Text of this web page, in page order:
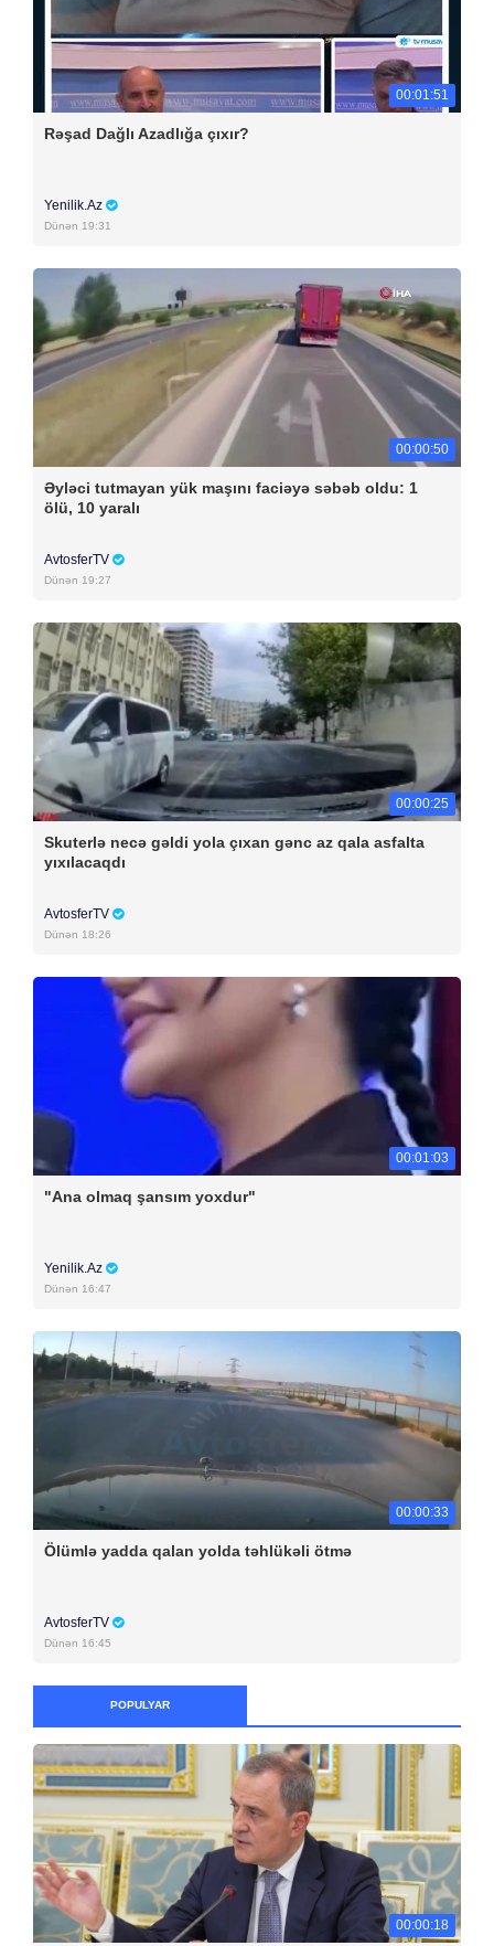
00:01:51
Rəşad Dağlı Azadlığa çıxır?
Yenilik.Az
Dünən 19:31
00:00:50
Əyləci tutmayan yük maşını faciəyə səbəb oldu: 1
ölü, 10 yaralı
AvtosferTV
Dünən 19:27
00:00:25
Skuterlə necə gəldi yola çıxan gənc az qala asfalta
yıxılacaqdı
AvtosferTV
Dünən 18:26
00:01:03
"Ana olmaq şansım yoxdur"
Yenilik.Az
Dünən 16:47
00:00:33
Ölümlə yadda qalan yolda təhlükəli ötmə
AvtosferTV
Dünən 16:45
POPULYAR
00:00:18